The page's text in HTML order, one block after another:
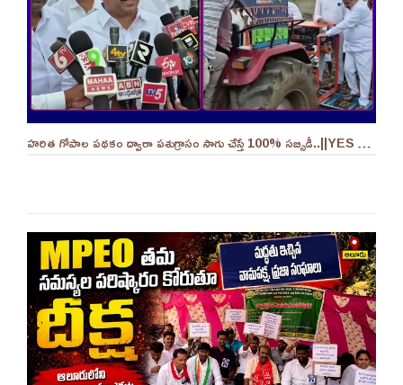
హరిత గోపాల పథకం ద్వారా పశుగ్రాసం సాగు చేస్తే 100% సబ్సిడీ..||YES 9TV